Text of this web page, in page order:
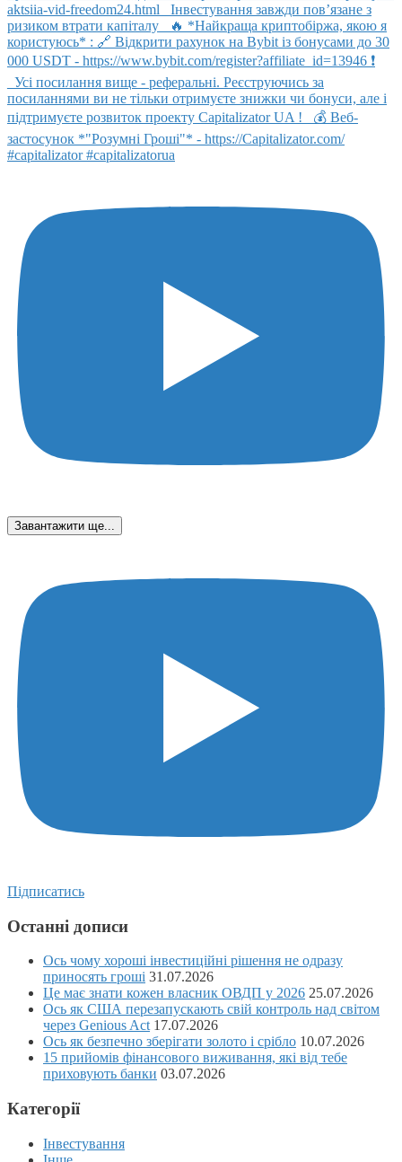
Завантажити ще...
Підписатись
Останні дописи
Ось чому хороші інвестиційні рішення не одразу
приносять гроші 31.07.2026
Це має знати кожен власник ОВДП у 2026 25.07.2026
Ось як США перезапускають свій контроль над світом
через Genious Act 17.07.2026
Ось як безпечно зберігати золото і срібло 10.07.2026
15 прийомів фінансового виживання, які від тебе
приховують банки 03.07.2026
Категорії
Інвестування